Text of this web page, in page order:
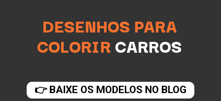
DESENHOS PARA
COLORIRCARROS
👉 BAIXE OS MODELOS NO BLOG